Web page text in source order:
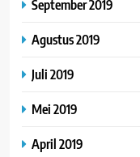
September 2019
Agustus 2019
Juli 2019
Mei 2019
April 2019